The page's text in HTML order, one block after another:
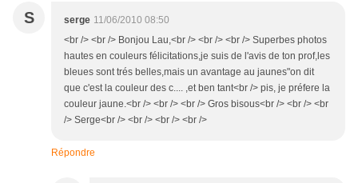
S serge 11/06/2010 08:50
<br /> <br /> Bonjou Lau,<br /> <br /> <br /> Superbes photos
hautes en couleurs félicitations,je suis de l'avis de ton prof,les
bleues sont trés belles,mais un avantage au jaunes"on dit
que c'est la couleur des c.... ,et ben tant<br /> pis, je préfere la
couleur jaune.<br /> <br /> <br /> Gros bisous<br /> <br /> <br
/> Serge<br /> <br /> <br /> <br />
Répondre